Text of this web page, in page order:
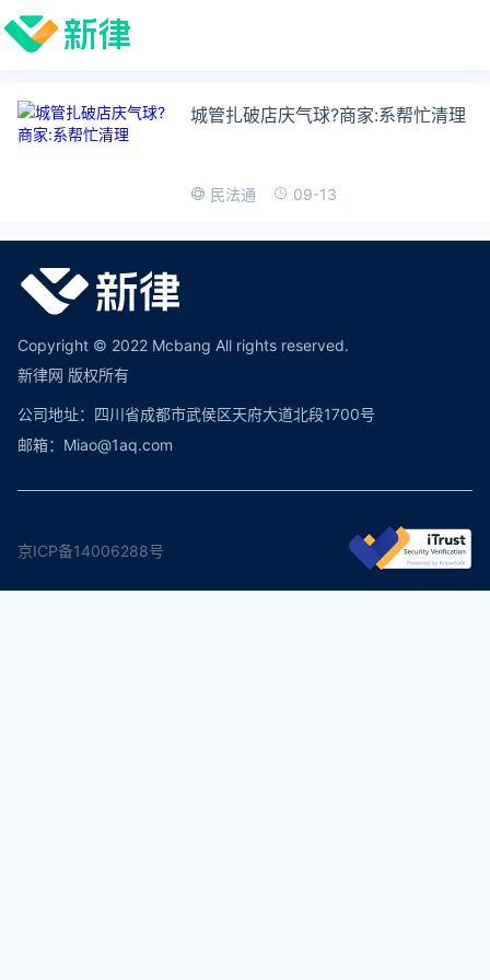
城管扎破店庆气球?商家:系帮忙清理
民法通 09-13
Copyright © 2022 Mcbang All rights reserved.
新律网 版权所有
公司地址：四川省成都市武侯区天府大道北段1700号
邮箱：Miao@1aq.com
京ICP备14006288号